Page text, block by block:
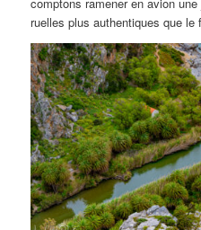
ruelles plus authentiques que